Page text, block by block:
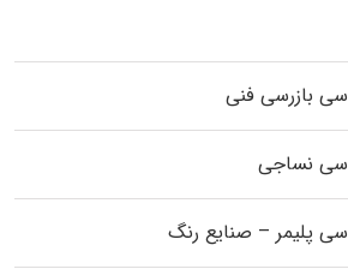
بازرسی فنی
نساجی
پلیمر – صنایع رنگ